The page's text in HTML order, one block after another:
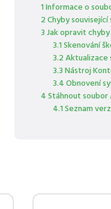
1 Informace o
2 Chyby
3 Jak opravit
3.1 Skenování
3.2 Aktualizace
3.3 Nástroj
3.4 Obnovení
4 Stáhnout
4.1 Seznam